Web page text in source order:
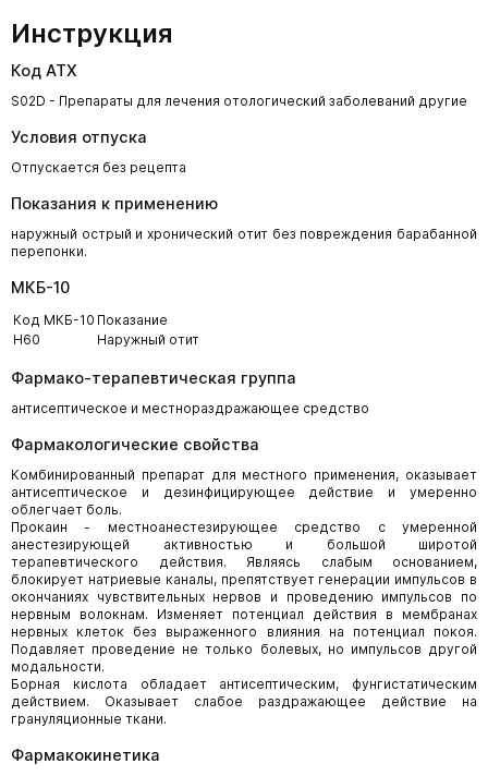
Инструкция
Код АТХ
S02D - Препараты для лечения отологический заболеваний другие
Условия отпуска
Отпускается без рецепта
Показания к применению
наружный острый и хронический отит без повреждения барабанной
перепонки.
МКБ-10
Код МКБ-10 Показание
H60
Наружный отит
Фармако-терапевтическая группа
антисептическое и местнораздражающее средство
Фармакологические свойства
Комбинированный препарат для местного применения, оказывает
антисептическое и дезинфицирующее действие и умеренно
облегчает боль.
Прокаин - местноанестезирующее средство с умеренной
анестезирующей активностью и большой широтой
терапевтического действия. Являясь слабым основанием,
блокирует натриевые каналы, препятствует генерации импульсов в
окончаниях чувствительных нервов и проведению импульсов по
нервным волокнам. Изменяет потенциал действия в мембранах
нервных клеток без выраженного влияния на потенциал покоя.
Подавляет проведение не только болевых, но импульсов другой
модальности.
Борная кислота обладает антисептическим, фунгистатическим
действием. Оказывает слабое раздражающее действие на
грануляционные ткани.
Фармакокинетика